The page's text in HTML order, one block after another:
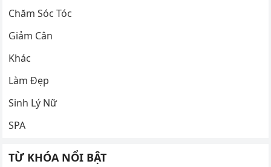
Chăm Sóc Tóc
Giảm Cân
Khác
Làm Đẹp
Sinh Lý Nữ
SPA
TỪ KHÓA NỔI BẬT